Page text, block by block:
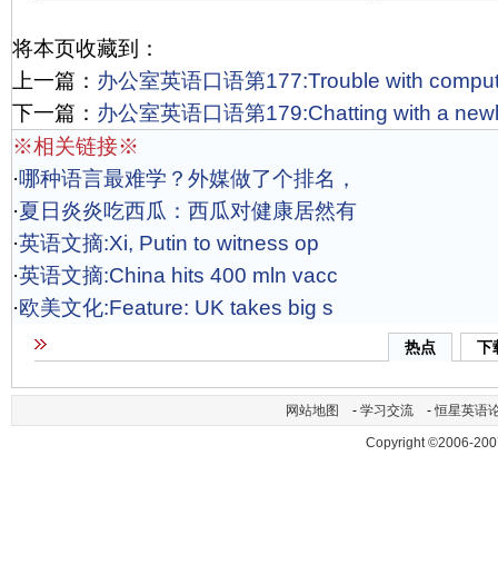
将本页收藏到：
上一篇： 办公室英语口语第177:Trouble with
下一篇： 办公室英语口语第179:Chatting with a
※相关链接※
·哪种语言最难学？外媒做了个排名，
·夏日炎炎吃西瓜：西瓜对健康居然有
·英语文摘:Xi, Putin to witness op
·英语文摘:China hits 400 mln vacc
·欧美文化:Feature: UK takes big s
热点 下
网站地图 - 学习交流 -恒星英语
Copyright ©2006-